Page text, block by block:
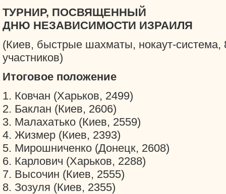
ТУРНИР, ПОСВЯЩЕННЫЙ
ДНЮ НЕЗАВИСИМОСТИ ИЗРАИЛЯ
(Киев, быстрые шахматы, нокаут-система,
участников)
Итоговое положение
1. Ковчан (Харьков, 2499)
2. Баклан (Киев, 2606)
3. Малахатько (Киев, 2559)
4. Жизмер (Киев, 2393)
5. Мирошниченко (Донецк, 2608)
6. Карлович (Харьков, 2288)
7. Высочин (Киев, 2555)
8. Зозуля (Киев, 2355)